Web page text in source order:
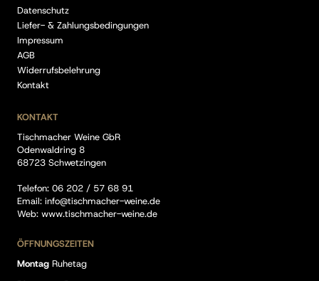
Datenschutz
Liefer- & Zahlungsbedingungen
Impressum
AGB
Widerrufsbelehrung
Kontakt
KONTAKT
Tischmacher Weine GbR
Odenwaldring 8
68723 Schwetzingen
Telefon: 06 202 / 57 68 91
Email: info@tischmacher-weine.de
Web: www.tischmacher-weine.de
ÖFFNUNGSZEITEN
Montag Ruhetag